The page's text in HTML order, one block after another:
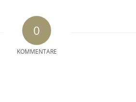
0
KOMMENTARE